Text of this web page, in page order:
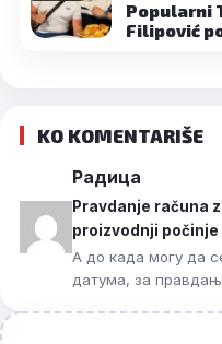
Popularni
Filipović
KO KOMENTARIŠE
Радица
Pravdanje računa
proizvodnji počinje
А до када могу да
датума, за